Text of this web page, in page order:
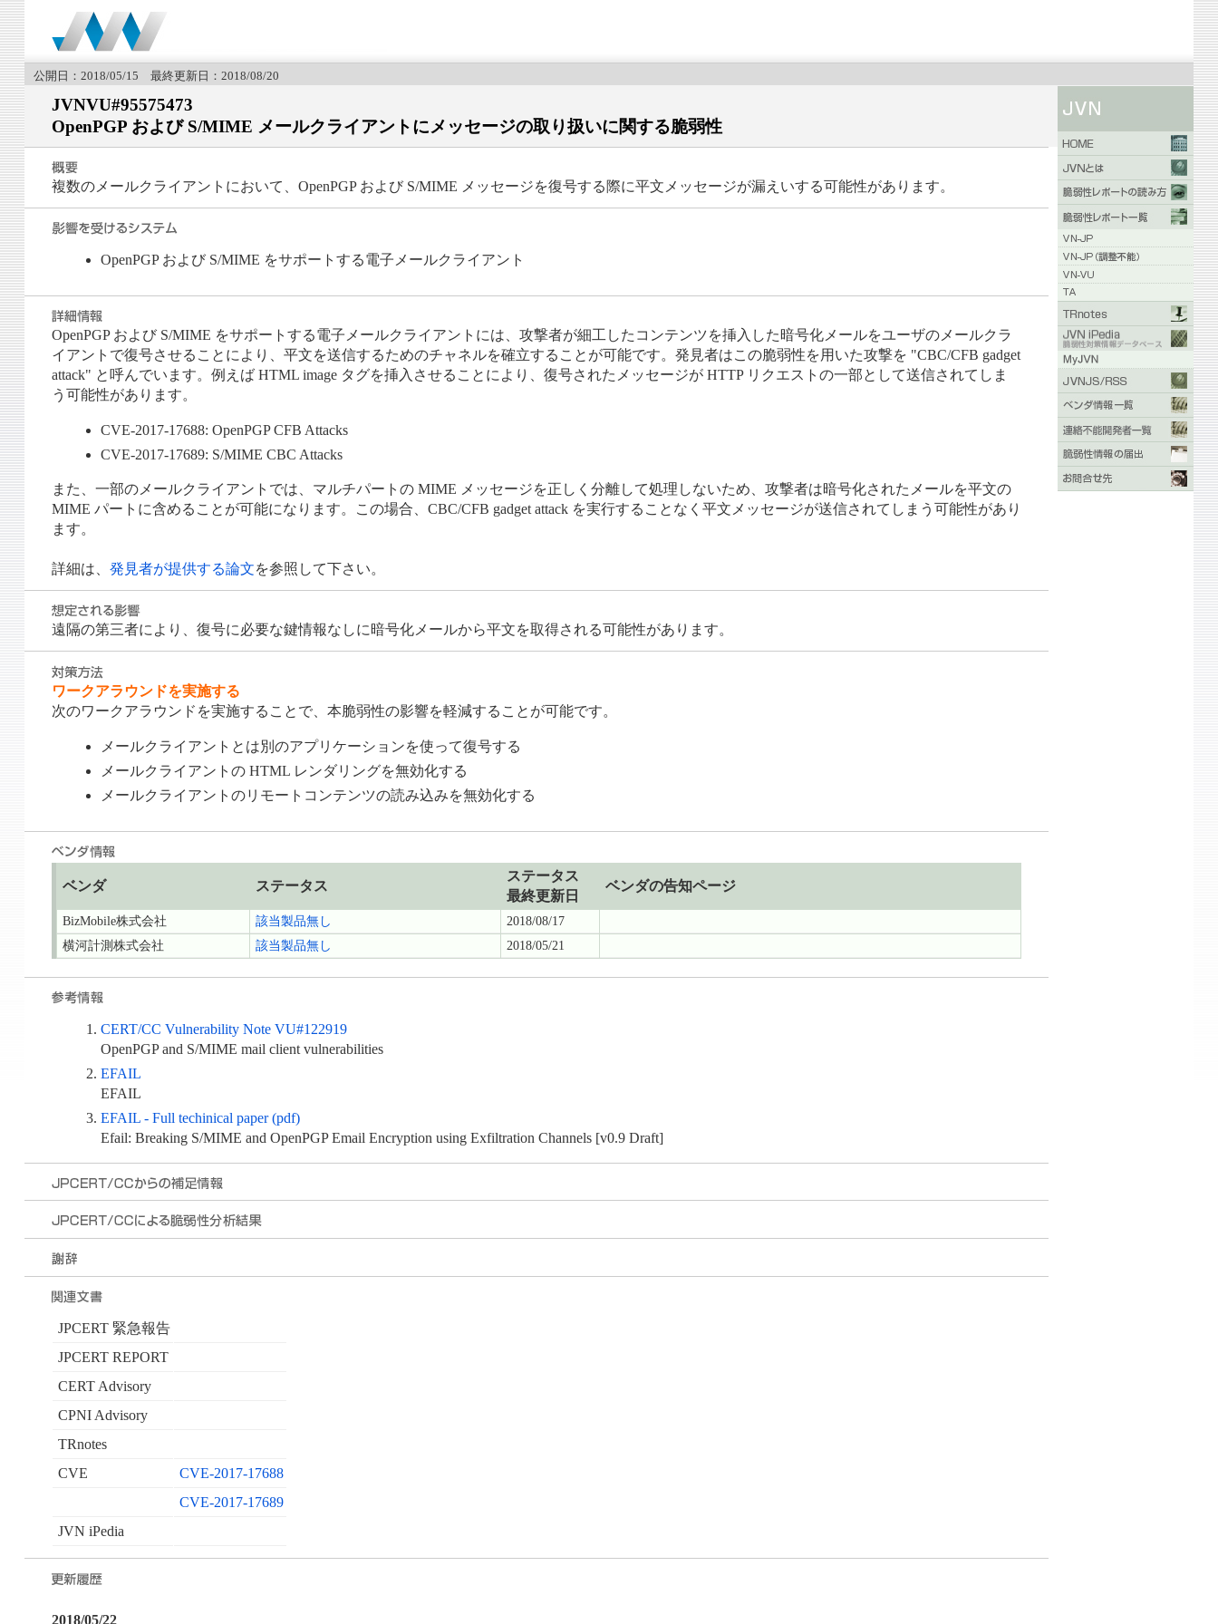
公開日：2018/05/15 最終更新日：2018/08/20
JVNVU#95575473
OpenPGP および S/MIME メールクライアントにメッセージの取り扱いに関する脆弱性
複数のメールクライアントにおいて、OpenPGP および S/MIME メッセージを復号する際に平文メッセージが漏えいする可能性があります。
OpenPGP および S/MIME をサポートする電子メールクライアント
OpenPGP および S/MIME をサポートする電子メールクライアントには、攻撃者が細工したコンテンツを挿入した暗号化メールをユーザのメールクラ
イアントで復号させることにより、平文を送信するためのチャネルを確立することが可能です。発見者はこの脆弱性を用いた攻撃を "CBC/CFB gadget
attack" と呼んでいます。例えば HTML image タグを挿入させることにより、復号されたメッセージが HTTP リクエストの一部として送信されてしま
う可能性があります。
CVE-2017-17688: OpenPGP CFB Attacks
CVE-2017-17689: S/MIME CBC Attacks
また、一部のメールクライアントでは、マルチパートの MIME メッセージを正しく分離して処理しないため、攻撃者は暗号化されたメールを平文の
MIME パートに含めることが可能になります。この場合、CBC/CFB gadget attack を実行することなく平文メッセージが送信されてしまう可能性があり
ます。
詳細は、 発見者が提供する論文を参照して下さい。
遠隔の第三者により、復号に必要な鍵情報なしに暗号化メールから平文を取得される可能性があります。
ワークアラウンドを実施する
次のワークアラウンドを実施することで、本脆弱性の影響を軽減することが可能です。
メールクライアントとは別のアプリケーションを使って復号する
メールクライアントの HTML レンダリングを無効化する
メールクライアントのリモートコンテンツの読み込みを無効化する
ベンダ ステータス
ステータス
最終更新日
ベンダの告知ページ
BizMobile株式会社 該当製品無し
2018/08/17
横河計測株式会社
該当製品無し 2018/05/21
CERT/CC Vulnerability Note VU#122919
OpenPGP and S/MIME mail client vulnerabilities
EFAIL
EFAIL
EFAIL - Full techinical paper (pdf)
Efail: Breaking S/MIME and OpenPGP Email Encryption using Exfiltration Channels [v0.9 Draft]
JPCERT 緊急報告
JPCERT REPORT
CERT Advisory
CPNI Advisory
TRnotes
CVE
CVE-2017-17688
CVE-2017-17689
JVN iPedia
2018/05/22